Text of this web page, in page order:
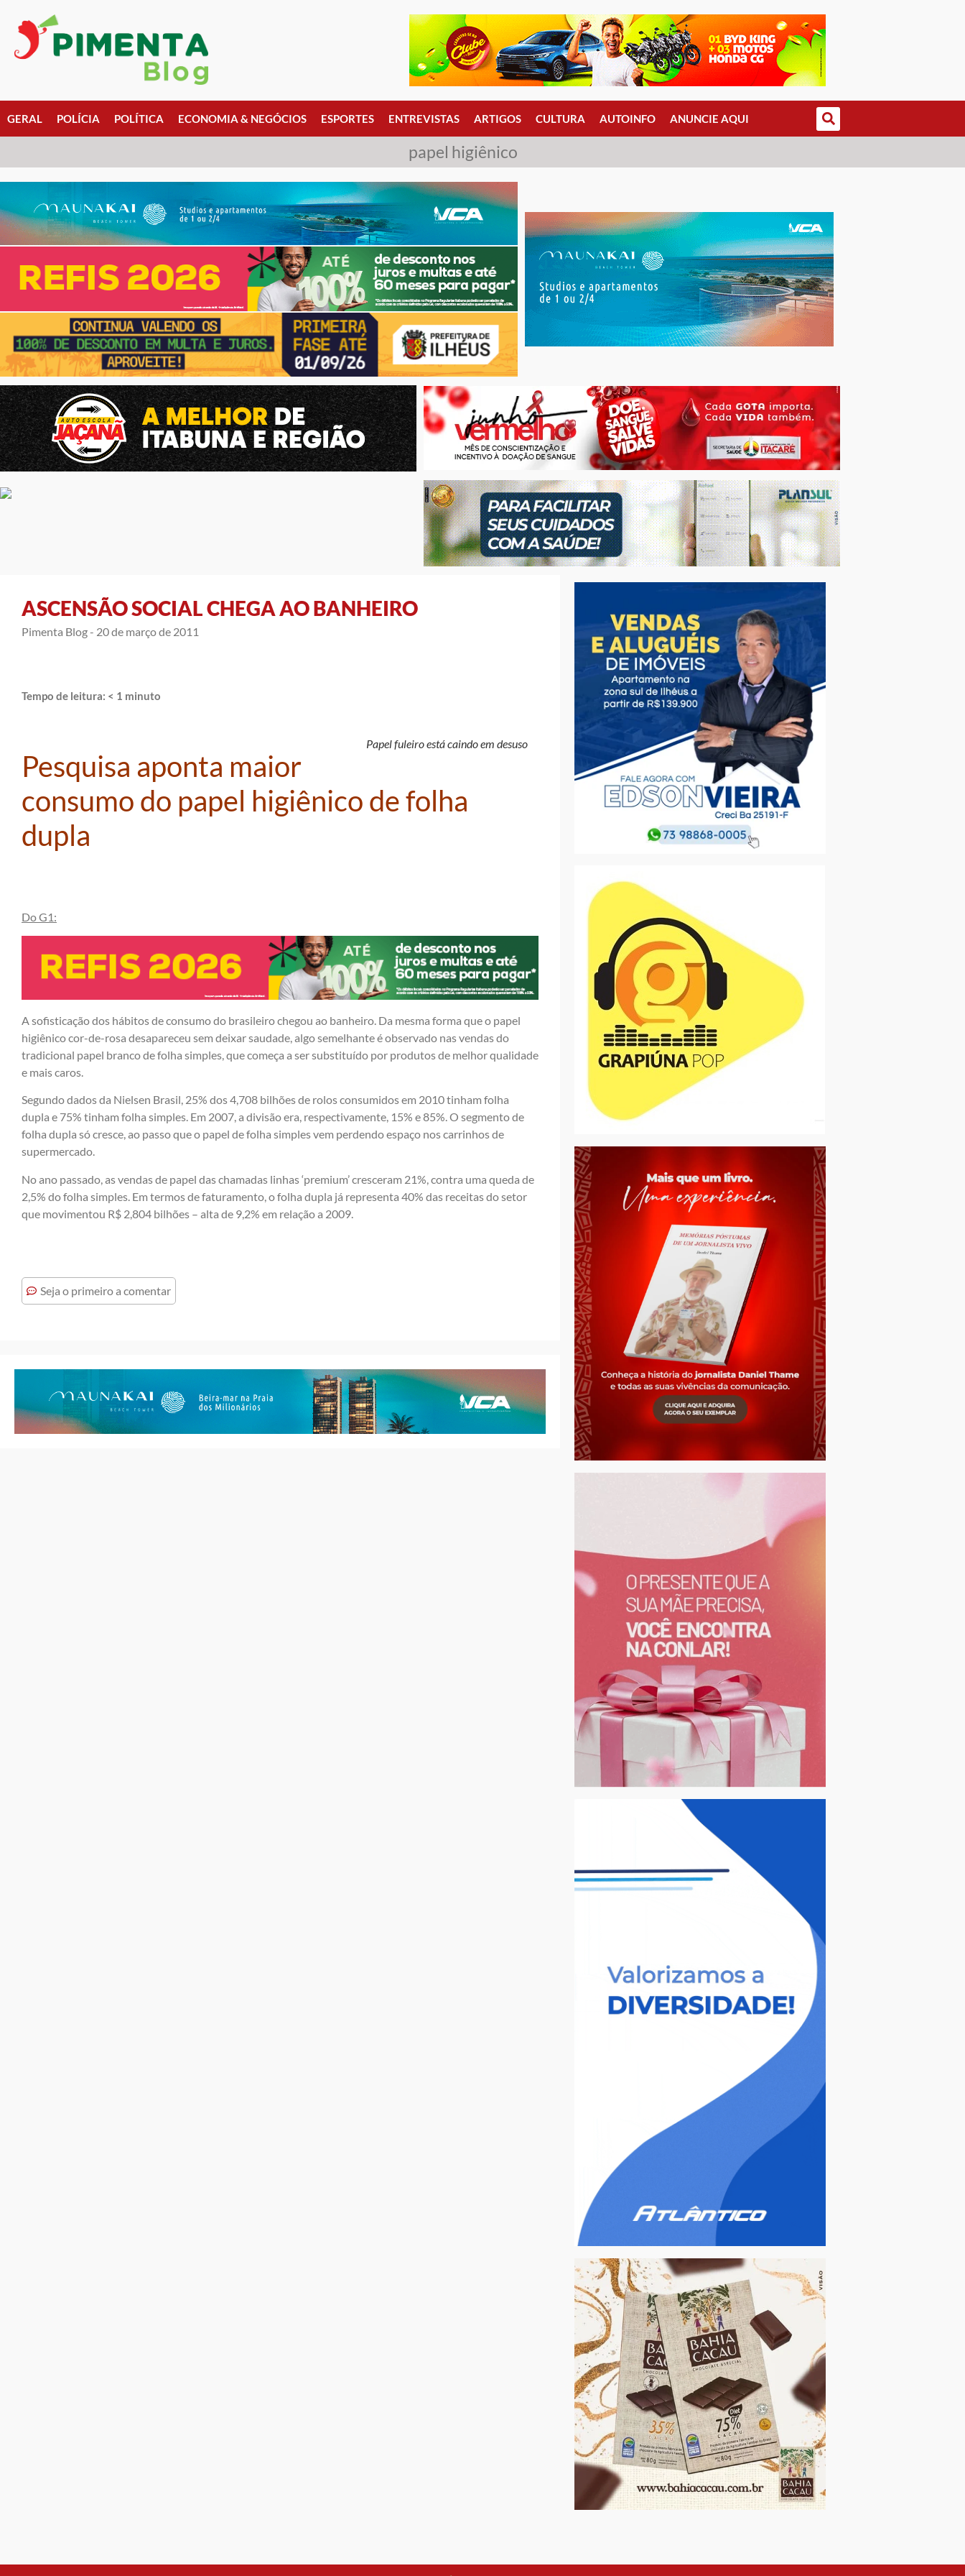
GERAL POLÍCIA POLÍTICA ECONOMIA & NEGÓCIOS ESPORTES ENTREVISTAS ARTIGOS CULTURA AUTOINFO ANUNCIE AQUI
papel higiênico
ASCENSÃO SOCIAL CHEGA AO BANHEIRO
Pimenta Blog - 20 de março de 2011
Tempo de leitura: < 1 minuto
Papel fuleiro está caindo em desuso
Pesquisa aponta maior
consumo do papel higiênico de folha
dupla
Do G1:
A sofisticação dos hábitos de consumo do brasileiro chegou ao banheiro. Da mesma forma que o papel
higiênico cor-de-rosa desapareceu sem deixar saudade, algo semelhante é observado nas vendas do
tradicional papel branco de folha simples, que começa a ser substituído por produtos de melhor qualidade
e mais caros.
Segundo dados da Nielsen Brasil, 25% dos 4,708 bilhões de rolos consumidos em 2010 tinham folha
dupla e 75% tinham folha simples. Em 2007, a divisão era, respectivamente, 15% e 85%. O segmento de
folha dupla só cresce, ao passo que o papel de folha simples vem perdendo espaço nos carrinhos de
supermercado.
No ano passado, as vendas de papel das chamadas linhas ‘premium’ cresceram 21%, contra uma queda de
2,5% do folha simples. Em termos de faturamento, o folha dupla já representa 40% das receitas do setor
que movimentou R$ 2,804 bilhões – alta de 9,2% em relação a 2009.
Seja o primeiro a comentar